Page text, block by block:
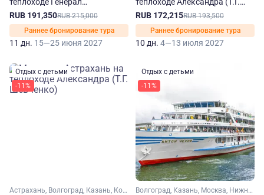
Лавриненков
RUB 191,350RUB 215,000
Раннее бронирование тура
11 дн. 15—25 июня 2027
Шевченко)
RUB 172,215RUB 193,500
Раннее бронирование тура
10 дн. 4—13 июля 2027
Отдых с детьми
-11%
Астрахань, Волгоград, Казань, Кострома, Москва, Нижний Новгород, Самара, Саратов, Ярославль, Углич, Плес, Тетюши, Болгар
Отдых с детьми
-11%
Волгоград, Казань, Москва, Нижний Новгород, Саратов, Ярославль, Тольятти, Углич, Плес, Кинешма, Болгар